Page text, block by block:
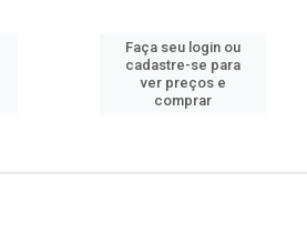
Faça seu login ou
cadastre-se para
ver preços e
comprar